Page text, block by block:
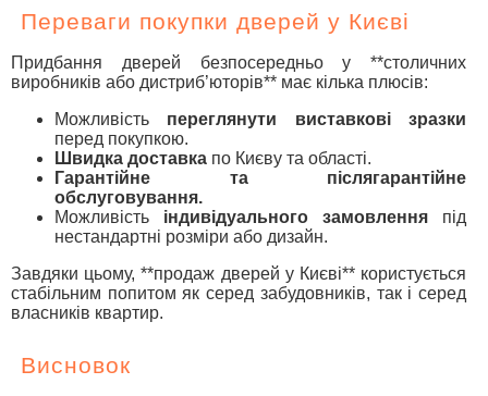
Переваги покупки дверей у Києві
Придбання дверей безпосередньо у **столичних
виробників або дистриб’юторів** має кілька плюсів:
Можливість переглянути виставкові зразки
перед покупкою.
Швидка доставка по Києву та області.
Гарантійне та післягарантійне
обслуговування.
Можливість індивідуального замовлення під
нестандартні розміри або дизайн.
Завдяки цьому, **продаж дверей у Києві** користується
стабільним попитом як серед забудовників, так і серед
власників квартир.
Висновок